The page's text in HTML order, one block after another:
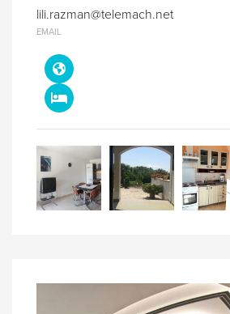
lili.razman@telemach.net
EMAIL